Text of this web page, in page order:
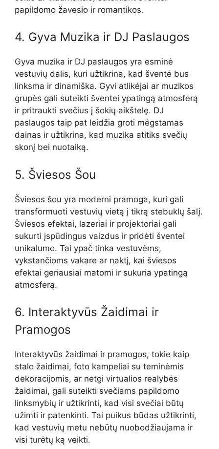
papildomo žavesio ir romantikos.
4. Gyva Muzika ir DJ Paslaugos
Gyva muzika ir DJ paslaugos yra esminė
vestuvių dalis, kuri užtikrina, kad šventė bus
linksma ir dinamiška. Gyvi atlikėjai ar muzikos
grupės gali suteikti šventei ypatingą atmosferą
ir pritraukti svečius į šokių aikštelę. DJ
paslaugos taip pat leidžia groti mėgstamas
dainas ir užtikrina, kad muzika atitiks svečių
skonį bei nuotaiką.
5. Šviesos Šou
Šviesos šou yra moderni pramoga, kuri gali
transformuoti vestuvių vietą į tikrą stebuklų šalį.
Šviesos efektai, lazeriai ir projektoriai gali
sukurti įspūdingus vaizdus ir pridėti šventei
unikalumo. Tai ypač tinka vestuvėms,
vykstančioms vakare ar naktį, kai šviesos
efektai geriausiai matomi ir sukuria ypatingą
atmosferą.
6. Interaktyvūs Žaidimai ir
Pramogos
Interaktyvūs žaidimai ir pramogos, tokie kaip
stalo žaidimai, foto kampeliai su teminėmis
dekoracijomis, ar netgi virtualios realybės
žaidimai, gali suteikti svečiams papildomo
linksmybių ir užtikrinti, kad visi svečiai būtų
užimti ir patenkinti. Tai puikus būdas užtikrinti,
kad vestuvių metu nebūtų nuobodžiaujama ir
visi turėtų ką veikti.